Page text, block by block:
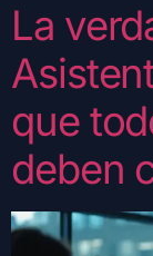
La
que
deben